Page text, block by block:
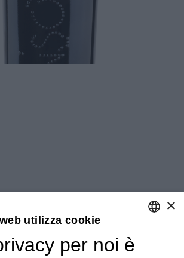
×
utilizza cookie
per noi è